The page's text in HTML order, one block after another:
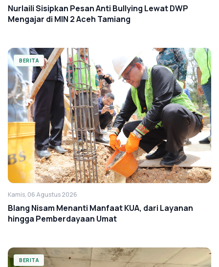
Nurlaili Sisipkan Pesan Anti Bullying Lewat DWP
Mengajar di MIN 2 Aceh Tamiang
BERITA
Kamis, 06 Agustus 2026
Blang Nisam Menanti Manfaat KUA, dari Layanan
hingga Pemberdayaan Umat
BERITA